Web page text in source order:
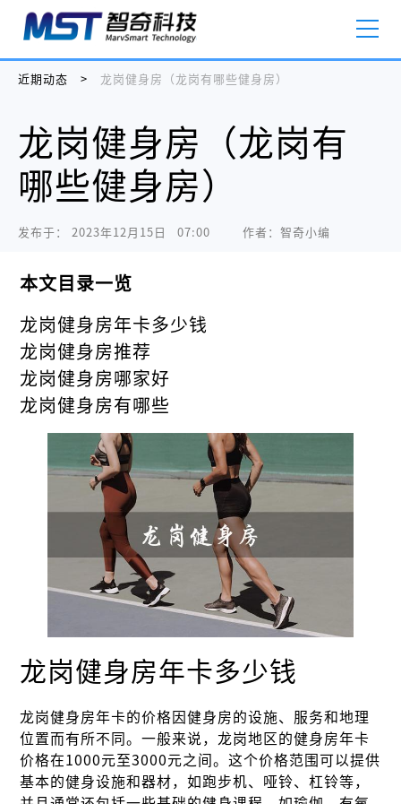
近期动态 > 龙岗健身房（龙岗有哪些健身房）
龙岗健身房（龙岗有
哪些健身房）
发布于： 2023年12月15日   07:00 作者：智奇小编
本文目录一览
龙岗健身房年卡多少钱
龙岗健身房推荐
龙岗健身房哪家好
龙岗健身房有哪些
龙岗健身房年卡多少钱
龙岗健身房年卡的价格因健身房的设施、服务和地理
位置而有所不同。一般来说，龙岗地区的健身房年卡
价格在1000元至3000元之间。这个价格范围可以提供
基本的健身设施和器材，如跑步机、哑铃、杠铃等，